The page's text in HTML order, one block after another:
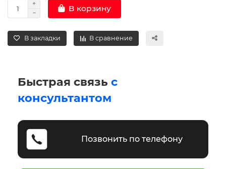
В корзину
В закладки В сравнение
Быстрая связь с
консультантом
Позвонить по телефону